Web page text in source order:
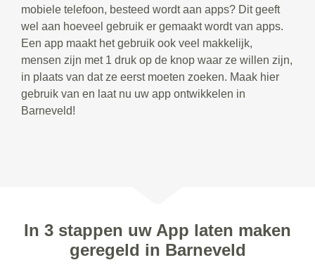
mobiele telefoon, besteed wordt aan apps? Dit geeft
wel aan hoeveel gebruik er gemaakt wordt van apps.
Een app maakt het gebruik ook veel makkelijk,
mensen zijn met 1 druk op de knop waar ze willen zijn,
in plaats van dat ze eerst moeten zoeken. Maak hier
gebruik van en laat nu uw app ontwikkelen in
Barneveld!
In 3 stappen uw App laten maken
geregeld in Barneveld